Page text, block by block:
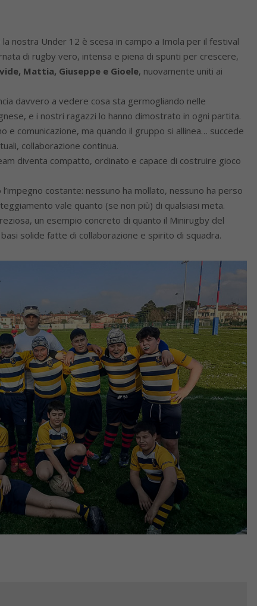
nostra Under 12 è scesa in campo a Imola per il festival
di rugby vero, intensa e piena di spunti per crescere,
Mattia, Giuseppe e Gioele, nuovamente uniti ai
davvero a vedere cosa sta germogliando nelle
e i nostri ragazzi lo hanno dimostrato in ogni partita.
comunicazione, ma quando il gruppo si allinea… succede
collaborazione continua.
diventa compatto, ordinato e capace di costruire gioco
costante: nessuno ha mollato, nessuno ha perso
vale quanto (se non più) di qualsiasi meta.
un esempio concreto di quanto il Minirugby del
solide fatte di collaborazione e spirito di squadra.